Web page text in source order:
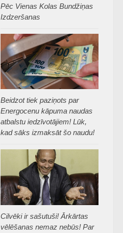
Pēc Vienas Kolas Bundžiņas
Izdzeršanas
Beidzot tiek paziņots par
Energocenu kāpuma naudas
atbalstu iedzīvotājiem! Lūk,
kad sāks izmaksāt šo naudu!
Cilvēki ir sašutuši! Ārkārtas
vēlēšanas nemaz nebūs! Par